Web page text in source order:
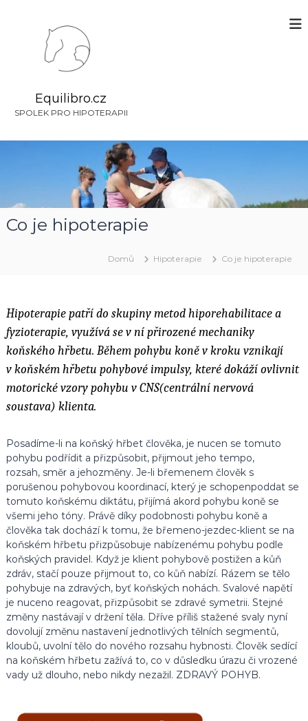
a
Equilibro.cz
SPOLEK PRO HIPOTERAPII
Co je hipoterapie
Domů Hipoterapie Co je hipoterapie
Hipoterapie patří do skupiny metod hiporehabilitace a
fyzioterapie, využívá se v ní přirozené mechaniky
koňského hřbetu. Během pohybu koně v kroku vznikají
v koňském hřbetu pohybové impulsy, které dokáží ovlivnit
motorické vzory pohybu v CNS(centrální nervová
soustava) klienta.
Posadíme-li na koňský hřbet člověka, je nucen se tomuto
pohybu podřídit a přizpůsobit, přijmout jeho tempo,
rozsah, směr a jehozměny. Je-li břemenem člověk s
porušenou pohybovou koordinací, který je schopenpoddat se
tomuto koňskému diktátu, přijímá akord pohybu koně se
všemi jeho tóny. Právě díky podobnosti pohybu koně a
člověka tak dochází k tomu, že břemeno-jezdec-klient se na
koňském hřbetu přizpůsobuje nabízenému pohybu podle
koňských pravidel. Když je klient pohybově postižen a kůň
zdráv, stačí pouze přijmout to, co kůň nabízí. Rázem se tělo
pohybuje na zdravých, byť koňských nohách. Svalové napětí
je nuceno reagovat, přizpůsobit se zdravé symetrii. Stejné
změny nastávají v držení těla. Dříve příliš stažené svaly nyní
dovolují změnu nastavení jednotlivých tělních segmentů,
kloubů, uvolní tělo do nového rozsahu hybnosti. Člověk sedící
na koňském hřbetu zažívá to, co v důsledku úrazu či vrozené
vady už dlouho, nebo nikdy nezažil. ZDRAVÝ POHYB.